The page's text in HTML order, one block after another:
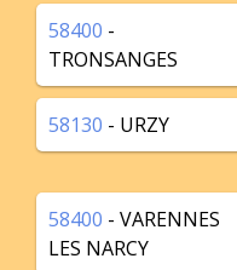
58400 -
TRONSANGES
58130 - URZY
58400 - VARENNES
LES NARCY